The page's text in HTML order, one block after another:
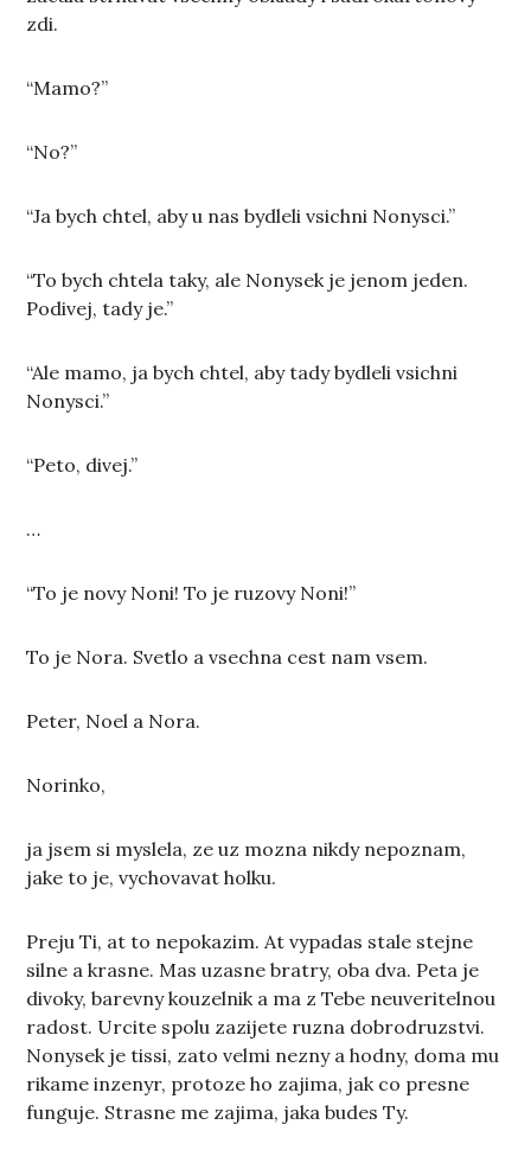
zdi.
“Mamo?”
“No?”
“Ja bych chtel, aby u nas bydleli vsichni Nonysci.”
“To bych chtela taky, ale Nonysek je jenom jeden.
Podivej, tady je.”
“Ale mamo, ja bych chtel, aby tady bydleli vsichni
Nonysci.”
“Peto, divej.”
…
“To je novy Noni! To je ruzovy Noni!”
To je Nora. Svetlo a vsechna cest nam vsem.
Peter, Noel a Nora.
Norinko,
ja jsem si myslela, ze uz mozna nikdy nepoznam,
jake to je, vychovavat holku.
Preju Ti, at to nepokazim. At vypadas stale stejne
silne a krasne. Mas uzasne bratry, oba dva. Peta je
divoky, barevny kouzelnik a ma z Tebe neuveritelnou
radost. Urcite spolu zazijete ruzna dobrodruzstvi.
Nonysek je tissi, zato velmi nezny a hodny, doma mu
rikame inzenyr, protoze ho zajima, jak co presne
funguje. Strasne me zajima, jaka budes Ty.